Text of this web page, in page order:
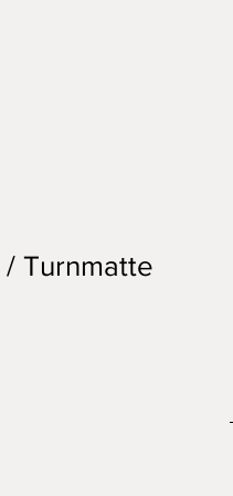
Turnmatte
nachgenäht,